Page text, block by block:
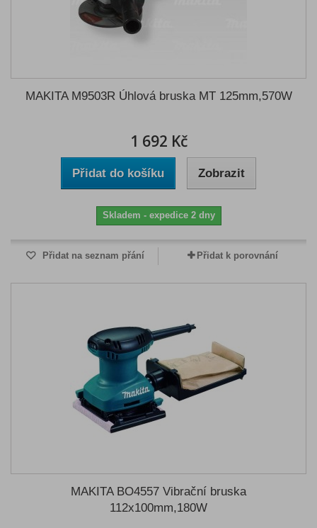
MAKITA M9503R Úhlová bruska MT 125mm,570W
1 692 Kč
Přidat do košíku Zobrazit
Skladem - expedice 2 dny
Přidat na seznam přání Přidat k porovnání
MAKITA BO4557 Vibrační bruska
112x100mm,180W